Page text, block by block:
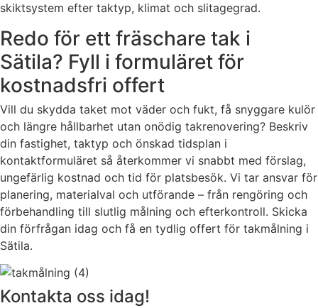
skiktsystem efter taktyp, klimat och slitagegrad.
Redo för ett fräschare tak i
Sätila? Fyll i formuläret för
kostnadsfri offert
Vill du skydda taket mot väder och fukt, få snyggare kulör
och längre hållbarhet utan onödig takrenovering? Beskriv
din fastighet, taktyp och önskad tidsplan i
kontaktformuläret så återkommer vi snabbt med förslag,
ungefärlig kostnad och tid för platsbesök. Vi tar ansvar för
planering, materialval och utförande – från rengöring och
förbehandling till slutlig målning och efterkontroll. Skicka
din förfrågan idag och få en tydlig offert för takmålning i
Sätila.
Kontakta oss idag!